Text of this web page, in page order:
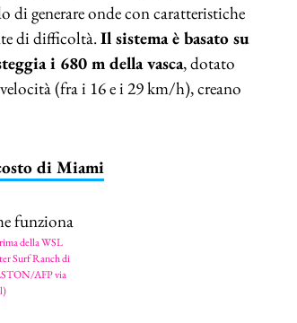
di generare onde con caratteristiche
di difficoltà.Il sistema è basato su
i 680 m della vasca, dotato
(fra i 16 e i 29 km/h), creano
di Miami
della WSL
Surf Ranch di
AFP via